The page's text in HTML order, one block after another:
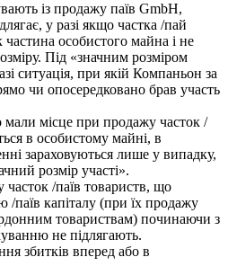
із продажу паїв GmbH,
у разі якщо частка /пай
частина особистого майна і не
Під «значним розміром
ситуація, при якій Компаньон за
чи опосередковано брав участь
мали місце при продажу часток /
в особистому майні, в
зараховуються лише у випадку,
розмір участі».
часток /паїв товариств, що
/паїв капіталу (при їх продажу
товариствам) починаючи з
не підлягають.
збитків вперед або в